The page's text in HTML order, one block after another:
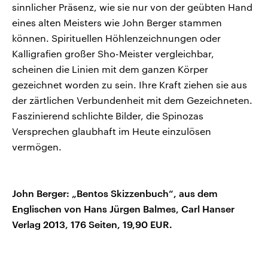
sinnlicher Präsenz, wie sie nur von der geübten Hand
eines alten Meisters wie John Berger stammen
können. Spirituellen Höhlenzeichnungen oder
Kalligrafien großer Sho-Meister vergleichbar,
scheinen die Linien mit dem ganzen Körper
gezeichnet worden zu sein. Ihre Kraft ziehen sie aus
der zärtlichen Verbundenheit mit dem Gezeichneten.
Faszinierend schlichte Bilder, die Spinozas
Versprechen glaubhaft im Heute einzulösen
vermögen.
John Berger: „Bentos Skizzenbuch“, aus dem
Englischen von Hans Jürgen Balmes, Carl Hanser
Verlag 2013, 176 Seiten, 19,90 EUR.